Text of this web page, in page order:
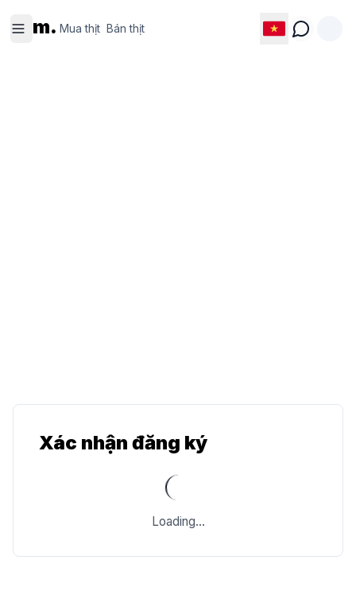
m. Mua thịt Bán thịt
Xác nhận đăng ký
Loading...